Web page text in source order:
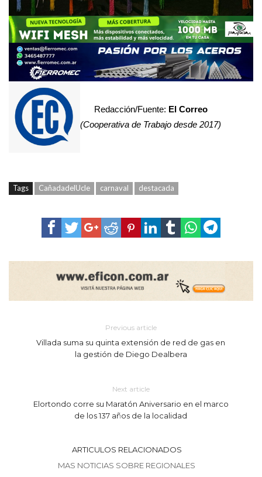
Redacción/Fuente: El Correo
(Cooperativa de Trabajo desde 2017)
Tags CañadadelUcle carnaval destacada
Previous article
Villada suma su quinta extensión de red de gas en
la gestión de Diego Dealbera
Next article
Elortondo corre su Maratón Aniversario en el marco
de los 137 años de la localidad
ARTICULOS RELACIONADOS
MAS NOTICIAS SOBRE REGIONALES